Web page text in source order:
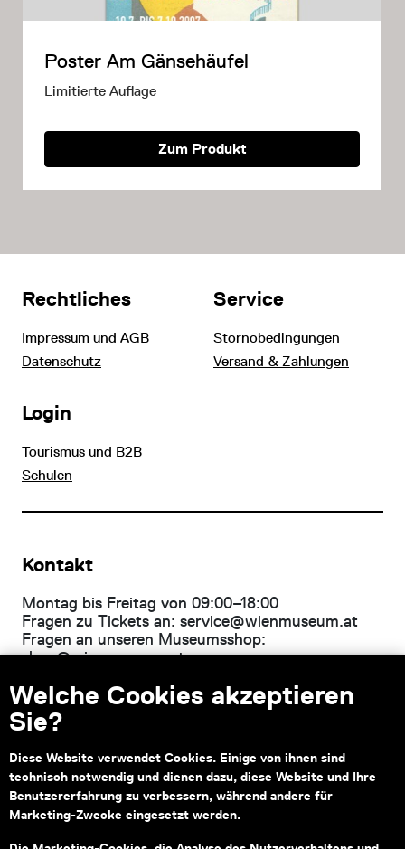
Welche Cookies akzeptieren
Sie?
Diese Website verwendet Cookies. Einige von ihnen sind
technisch notwendig und dienen dazu, diese Website und Ihre
Benutzererfahrung zu verbessern, während andere für
Marketing-Zwecke eingesetzt werden.
Poster Am Gänsehäufel
Limitierte Auflage
Zum Produkt
Rechtliches
Impressum und AGB
Datenschutz
Service
Stornobedingungen
Versand & Zahlungen
Login
Tourismus und B2B
Schulen
Kontakt
Montag bis Freitag von 09:00–18:00
Fragen zu Tickets an: service@wienmuseum.at
Fragen an unseren Museumsshop:
shop@wienmuseum.at
Wien Museum, Karlsplatz
1040 Wien
Subventionsgeber Hauptsponsor